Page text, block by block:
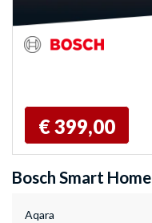
€ 399,00
Bosch Smart Home
Aqara